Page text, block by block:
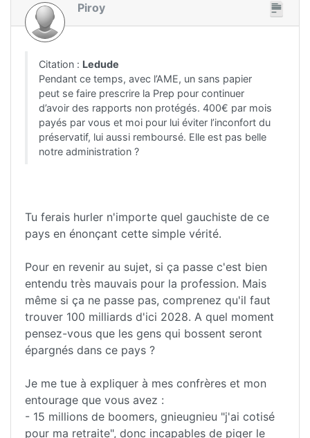
Piroy
Citation : Ledude
Pendant ce temps, avec l’AME, un sans papier
peut se faire prescrire la Prep pour continuer
d’avoir des rapports non protégés. 400€ par mois
payés par vous et moi pour lui éviter l’inconfort du
préservatif, lui aussi remboursé. Elle est pas belle
notre administration ?
Tu ferais hurler n'importe quel gauchiste de ce
pays en énonçant cette simple vérité.
Pour en revenir au sujet, si ça passe c'est bien
entendu très mauvais pour la profession. Mais
même si ça ne passe pas, comprenez qu'il faut
trouver 100 milliards d'ici 2028. A quel moment
pensez-vous que les gens qui bossent seront
épargnés dans ce pays ?
Je me tue à expliquer à mes confrères et mon
entourage que vous avez :
- 15 millions de boomers, gnieugnieu "j'ai cotisé
pour ma retraite", donc incapables de piger le